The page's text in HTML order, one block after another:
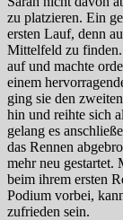
zu platzieren. Ein
ersten Lauf, denn
Mittelfeld zu finden.
auf und machte
einem
ging sie den
hin und reihte sich
gelang es
das Rennen
mehr neu gestartet.
beim ihrem ersten
Podium vorbei,
zufrieden sein.